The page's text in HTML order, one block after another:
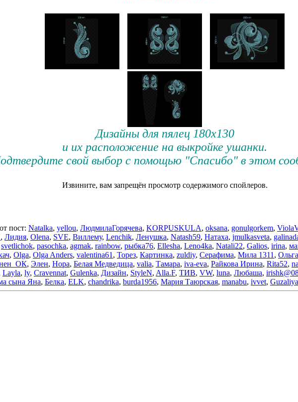
Дизайны для пялец 180х130
и их расположение на выкройке ушанки.
свой выбор с помощью "Спасибо" в этом
Извините, вам запрещён просмотр содержимого спойлеров.
пост: Natalka, yellou, ЛюдмилаГорячева, KORPUSKULA, oksana, gonulgorkem,
, Лидия, Olena, SVE, Виллему, Lenchik, Ленушка, Natash59, Натаха, jmulkasveta,
svetlichok, pasochka, agmak, rainbow, рыбка76, Ellesha, Leno4ka, Natali22, Galios, irina,
, Olga, Olga Anders, valentina61 , Торез, Картинка, zuldiy, Серафима, Мила 1311 ,
, Элен, Нора, Белая Медведица, valia, Тамара, iva-eva, Райкова Ирина, Rita52,
Layla, ly, Cravennat, Gulenka, Дизайн, StyleN, Alla.F, ТИВ, VW, luna, Любаша,
сына Яна, Белка, ELK, chandrika, burda1956, Мария Таюрская, manabu, ivvet, Guzaliya